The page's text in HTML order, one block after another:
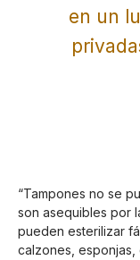
en un
“Tampones no se
son asequibles por
pueden esterilizar
calzones,